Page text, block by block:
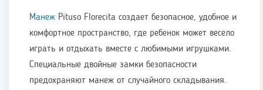
Манеж Pituso Florecita создает безопасное, удобное и
комфортное пространство, где ребенок может весело
играть и отдыхать вместе с любимыми игрушками.
Специальные двойные замки безопасности
предохраняют манеж от случайного складывания.